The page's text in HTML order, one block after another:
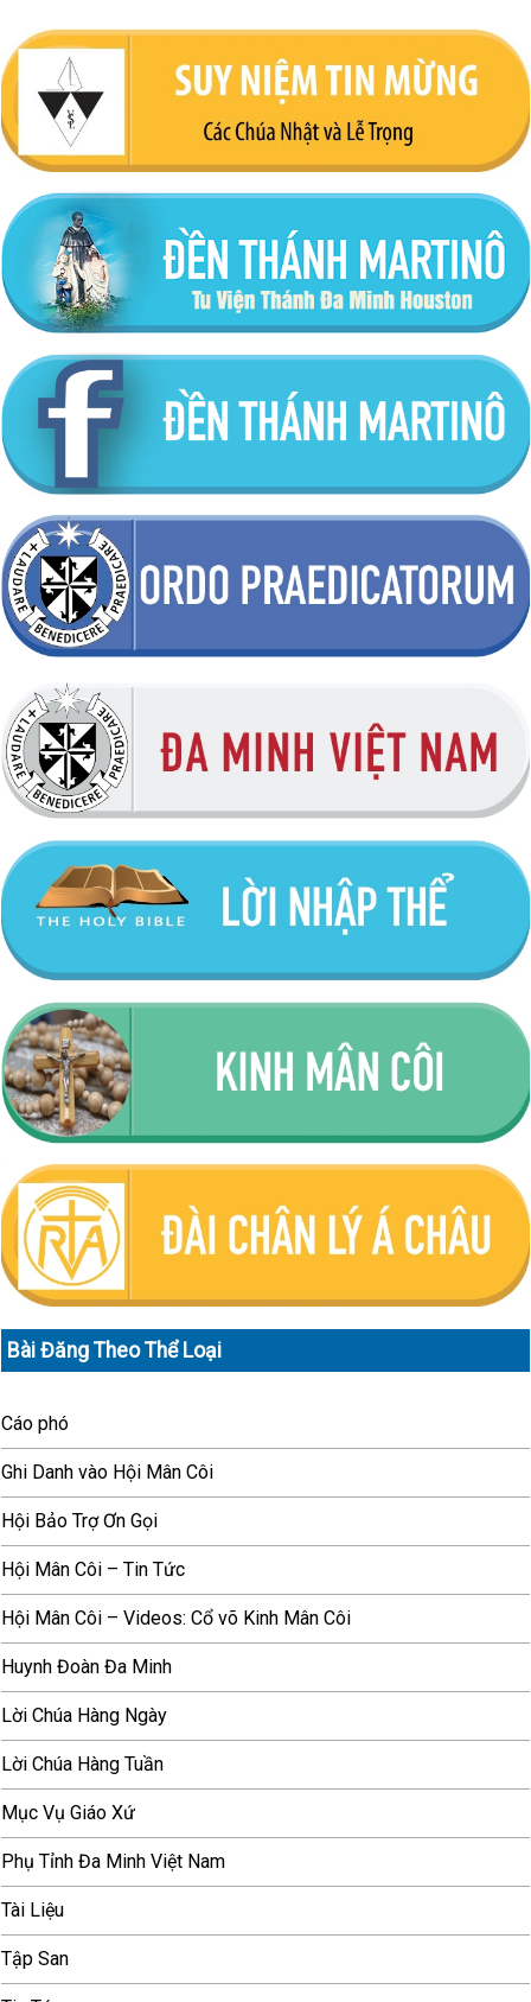
Bài Đăng Theo Thể Loại
Cáo phó
Ghi Danh vào Hội Mân Côi
Hội Bảo Trợ Ơn Gọi
Hội Mân Côi – Tin Tức
Hội Mân Côi – Videos: Cổ võ Kinh Mân Côi
Huynh Đoàn Đa Minh
Lời Chúa Hàng Ngày
Lời Chúa Hàng Tuần
Mục Vụ Giáo Xứ
Phụ Tỉnh Đa Minh Việt Nam
Tài Liệu
Tập San